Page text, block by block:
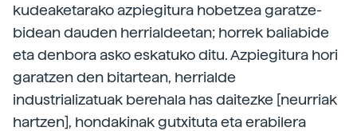
kudeaketarako azpiegitura hobetzea garatze-
bidean dauden herrialdeetan; horrek baliabide
eta denbora asko eskatuko ditu. Azpiegitura hori
garatzen den bitartean, herrialde
industrializatuak berehala has daitezke [neurriak
hartzen], hondakinak gutxituta eta erabilera